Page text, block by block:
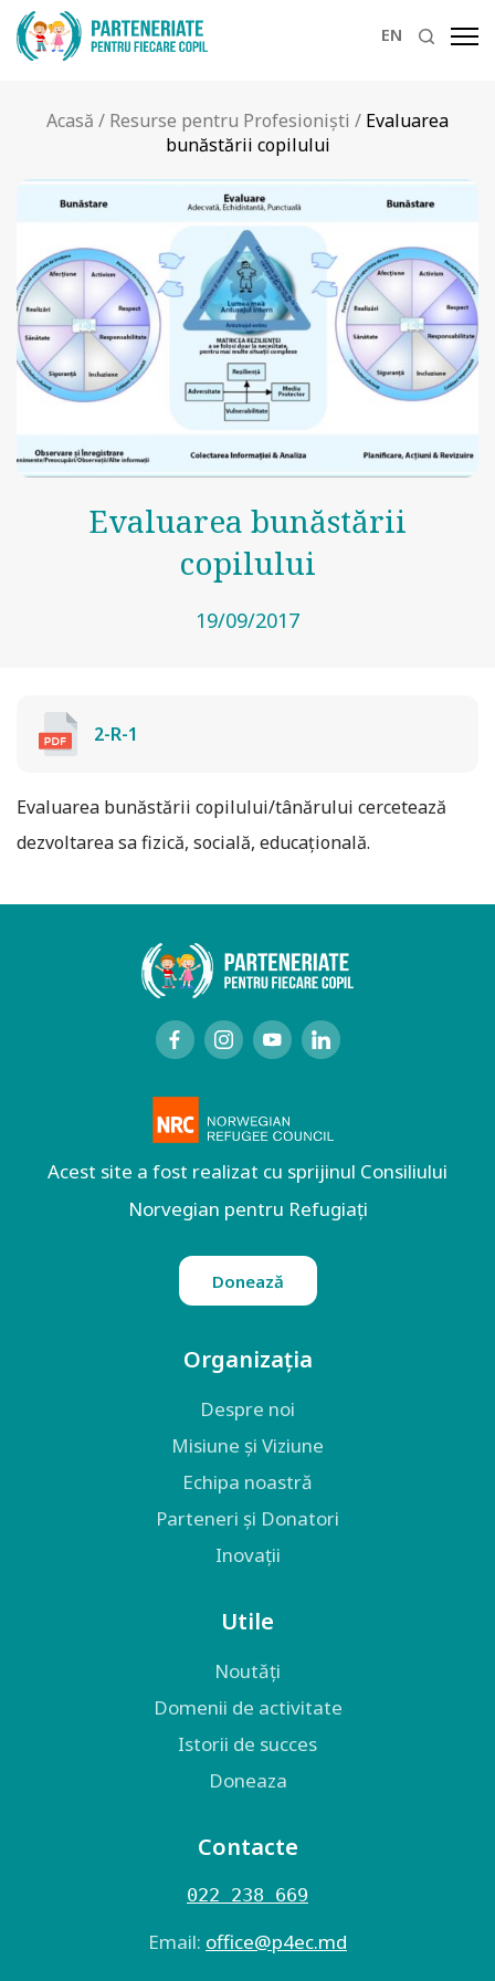
EN
Acasă / Resurse pentru Profesioniști / Evaluarea
bunăstării copilului
Evaluarea bunăstării
copilului
19/09/2017
2-R-1
Evaluarea bunăstării copilului/tânărului cercetează
dezvoltarea sa fizică, socială, educațională.
Acest site a fost realizat cu sprijinul Consiliului
Norvegian pentru Refugiați
Donează
Organizația
Despre noi
Misiune și Viziune
Echipa noastră
Parteneri și Donatori
Inovații
Utile
Noutăți
Domenii de activitate
Istorii de succes
Doneaza
Contacte
022 238 669
Email: оffice@p4ec.md